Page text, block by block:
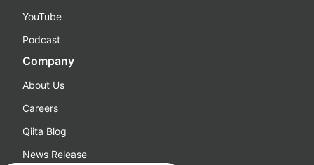
YouTube
Podcast
Company
About Us
Careers
Qiita Blog
News Release